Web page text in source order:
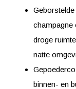
champagne
droge
natte
binnen- en